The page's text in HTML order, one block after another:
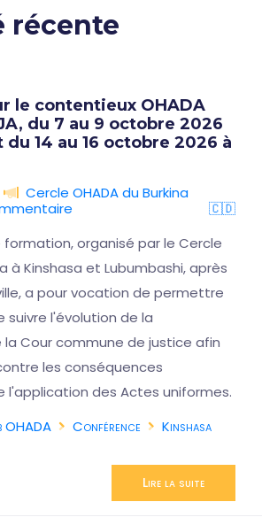
récente
le contentieux OHADA
du 7 au 9 octobre 2026
du 14 au 16 octobre 2026 à
Cercle OHADA du Burkina
🇨🇩
organisé par le Cercle
à Kinshasa et Lubumbashi, après
a pour vocation de permettre
suivre l'évolution de la
la Cour commune de justice afin
les conséquences
l'application des Actes uniformes.
OHADA Conférence
Kinshasa
Lire la suite